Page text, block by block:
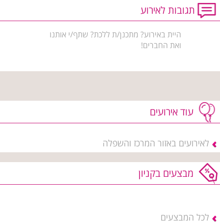
תגובות לאירוע
היית באירוע? מתכנן/ת ללכת? שתף/י אותנו
ואת החברים!
עוד אירועים
לאירועים באזור המרכז והשפלה
מבצעים בקניון
לכל המבצעים